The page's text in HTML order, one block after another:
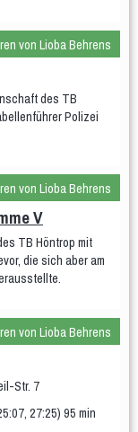
von Lioba Behrens
des TB
Polizei
von Lioba Behrens
V
TB Höntrop mit
die sich aber am
von Lioba Behrens
Str. 7
27:25) 95 min